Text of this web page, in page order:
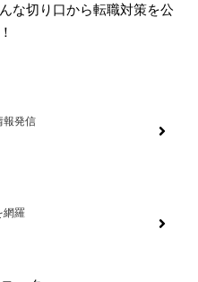
な切り口から転職対策を公
報発信
網羅